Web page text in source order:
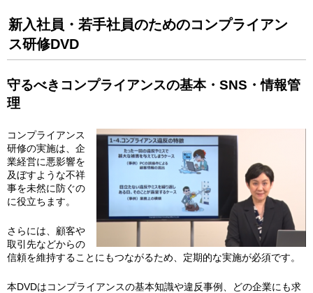
新入社員・若手社員のためのコンプライアン
ス研修DVD
守るべきコンプライアンスの基本・SNS・情報管
理
コンプライアンス
研修の実施は、企
業経営に悪影響を
及ぼすような不祥
事を未然に防ぐの
に役立ちます。
さらには、顧客や
取引先などからの
信頼を維持することにもつながるため、定期的な実施が必須です。
本DVDはコンプライアンスの基本知識や違反事例、どの企業にも求